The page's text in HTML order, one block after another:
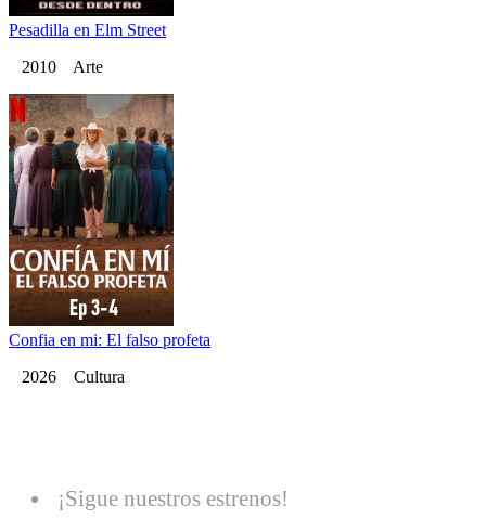
Pesadilla en Elm Street
2010 Arte
Confia en mi: El falso profeta
2026 Cultura
¡Sigue nuestros estrenos!